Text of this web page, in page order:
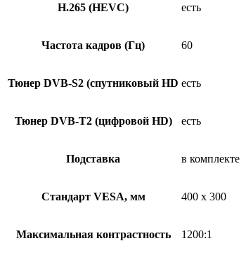
H.265 (HEVC) есть
Частота кадров (Гц) 60
Тюнер DVB-S2 (спутниковый HD есть
Тюнер DVB-T2 (цифровой HD) есть
Подставка в комплекте
Стандарт VESA, мм 400 x 300
Максимальная контрастность 1200:1